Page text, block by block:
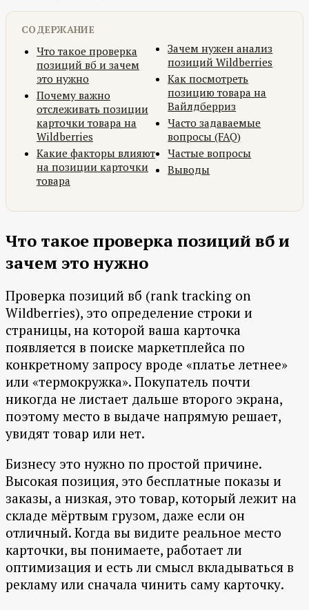
СОДЕРЖАНИЕ
Что такое проверка
позиций вб и зачем
это нужно
Почему важно
отслеживать позиции
карточки товара на
Wildberries
Какие факторы влияют
на позиции карточки
товара
Зачем нужен анализ
позиций Wildberries
Как посмотреть
позицию товара на
Вайлдберриз
Часто задаваемые
вопросы (FAQ)
Частые вопросы
Выводы
Что такое проверка позиций вб и
зачем это нужно
Проверка позиций вб (rank tracking on
Wildberries), это определение строки и
страницы, на которой ваша карточка
появляется в поиске маркетплейса по
конкретному запросу вроде «платье летнее»
или «термокружка». Покупатель почти
никогда не листает дальше второго экрана,
поэтому место в выдаче напрямую решает,
увидят товар или нет.
Бизнесу это нужно по простой причине.
Высокая позиция, это бесплатные показы и
заказы, а низкая, это товар, который лежит на
складе мёртвым грузом, даже если он
отличный. Когда вы видите реальное место
карточки, вы понимаете, работает ли
оптимизация и есть ли смысл вкладываться в
рекламу или сначала чинить саму карточку.